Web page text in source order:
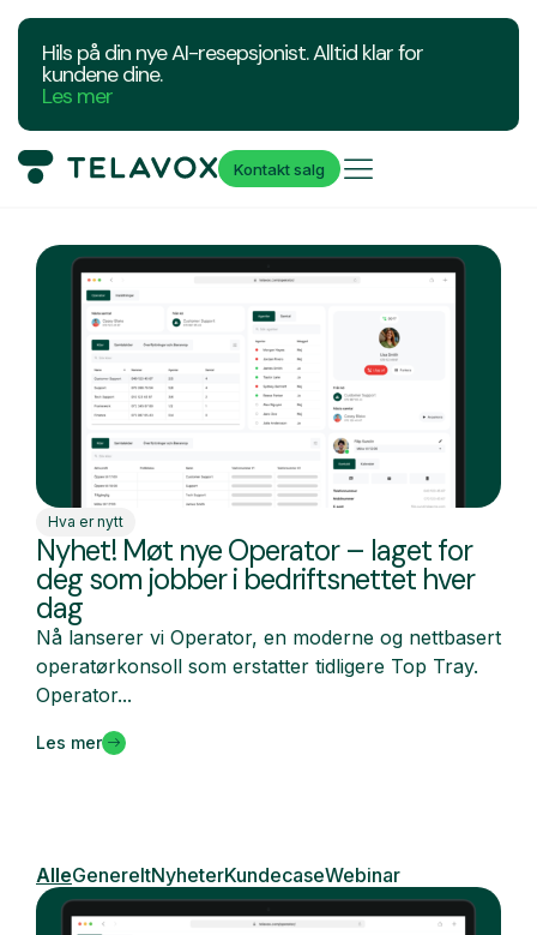
Hils på din nye AI-resepsjonist. Alltid klar for
kundene dine.
Les mer
Kontakt salg
Hva er nytt
Nyhet! Møt nye Operator – laget for
deg som jobber i bedriftsnettet hver
dag
Nå lanserer vi Operator, en moderne og nettbasert
operatørkonsoll som erstatter tidligere Top Tray.
Operator...
Les mer
AlleGenereltNyheterKundecaseWebinar